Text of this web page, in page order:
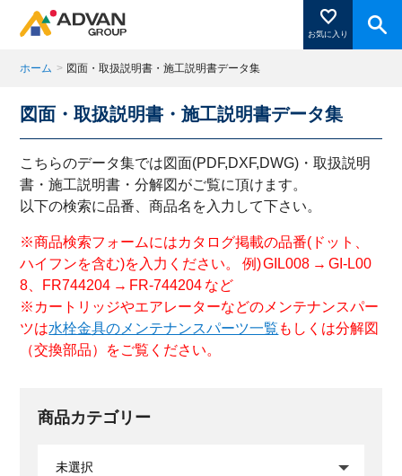
お気に入り
商品ページにある「お気に入り登録」を押すと登録した
商品がここに表示されます。
ホーム > 図面・取扱説明書・施工説明書データ集
図面・取扱説明書・施工説明書データ集
こちらのデータ集では図面(PDF,DXF,DWG)・取扱説明
書・施工説明書・分解図がご覧に頂けます。
以下の検索に品番、商品名を入力して下さい。
※商品検索フォームにはカタログ掲載の品番(ドット、
ハイフンを含む)を入力ください。 例) GIL008 → GI-L00
8、FR744204 → FR-744204 など
※カートリッジやエアレーターなどのメンテナンスパー
ツは水栓金具のメンテナンスパーツ一覧 もしくは分解図
（交換部品）をご覧ください。
商品カテゴリー